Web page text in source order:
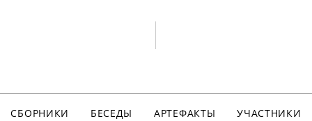
СБОРНИКИ БЕСЕДЫ АРТЕФАКТЫ
УЧАСТНИКИ